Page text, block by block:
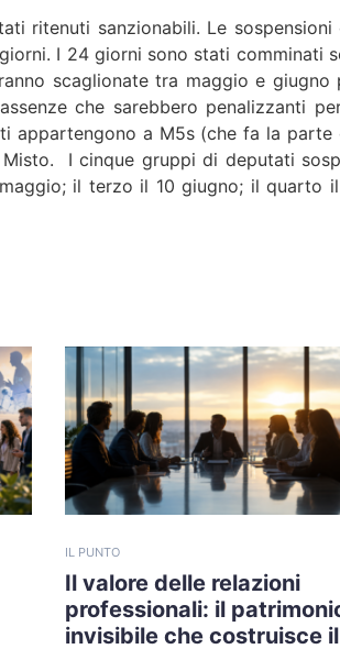
ritenuti sanzionabili. Le sospensioni
I 24 giorni sono stati comminati
scaglionate tra maggio e giugno
che sarebbero penalizzanti
appartengono a M5s (che fa la parte
I cinque gruppi di deputati
il terzo il 10 giugno; il quarto
IL PUNTO
Il valore delle relazioni
professionali: il
invisibile che costruisce il